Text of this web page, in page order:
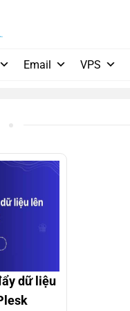
Email VPS
dữ liệu